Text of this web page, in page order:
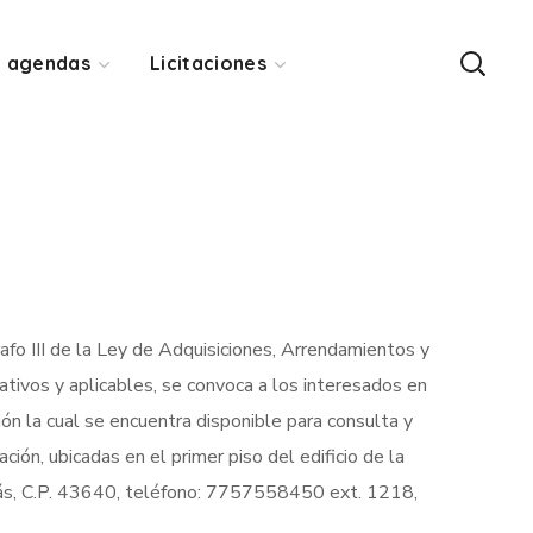
agendas Licitaciones
III de la Ley de Adquisiciones, Arrendamientos y
y aplicables, se convoca a los interesados en
la cual se encuentra disponible para consulta y
ubicadas en el primer piso del edificio de la
C.P. 43640, teléfono: 7757558450 ext. 1218,